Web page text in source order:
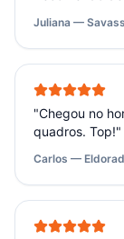
Juliana —
"Chegou no
quadros. Top!"
Carlos —